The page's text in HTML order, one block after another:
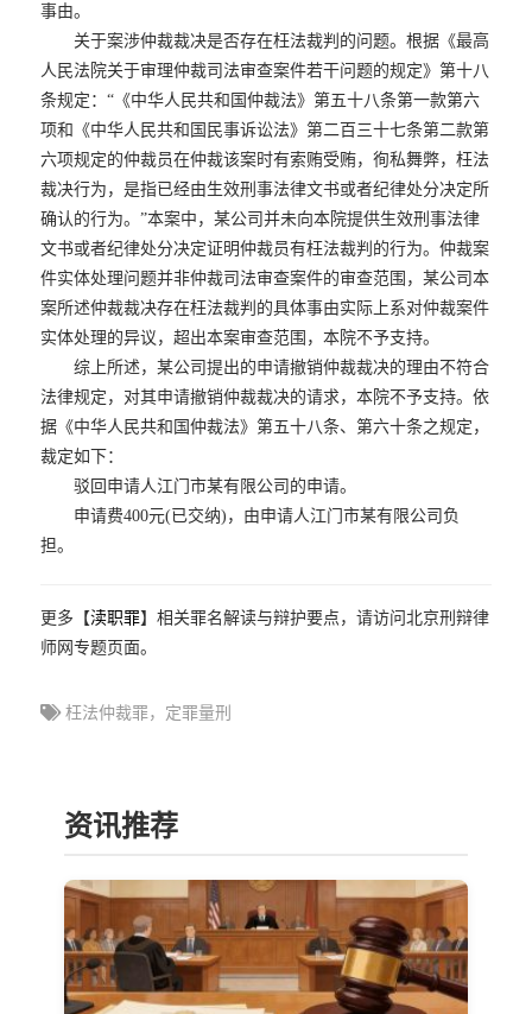
事由。
关于案涉仲裁裁决是否存在枉法裁判的问题。根据《最高
人民法院关于审理仲裁司法审查案件若干问题的规定》第十八
条规定：“《中华人民共和国仲裁法》第五十八条第一款第六
项和《中华人民共和国民事诉讼法》第二百三十七条第二款第
六项规定的仲裁员在仲裁该案时有索贿受贿，徇私舞弊，枉法
裁决行为，是指已经由生效刑事法律文书或者纪律处分决定所
确认的行为。”本案中，某公司并未向本院提供生效刑事法律
文书或者纪律处分决定证明仲裁员有枉法裁判的行为。仲裁案
件实体处理问题并非仲裁司法审查案件的审查范围，某公司本
案所述仲裁裁决存在枉法裁判的具体事由实际上系对仲裁案件
实体处理的异议，超出本案审查范围，本院不予支持。
综上所述，某公司提出的申请撤销仲裁裁决的理由不符合
法律规定，对其申请撤销仲裁裁决的请求，本院不予支持。依
据《中华人民共和国仲裁法》第五十八条、第六十条之规定，
裁定如下：
驳回申请人江门市某有限公司的申请。
申请费400元(已交纳)，由申请人江门市某有限公司负
担。
更多【渎职罪】相关罪名解读与辩护要点，请访问北京刑辩律
师网专题页面。
枉法仲裁罪，定罪量刑
资讯推荐